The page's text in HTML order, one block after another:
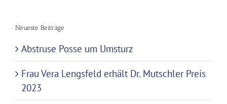
Neueste Beiträge
Abstruse Posse um Umsturz
Frau Vera Lengsfeld erhält Dr. Mutschler Preis
2023